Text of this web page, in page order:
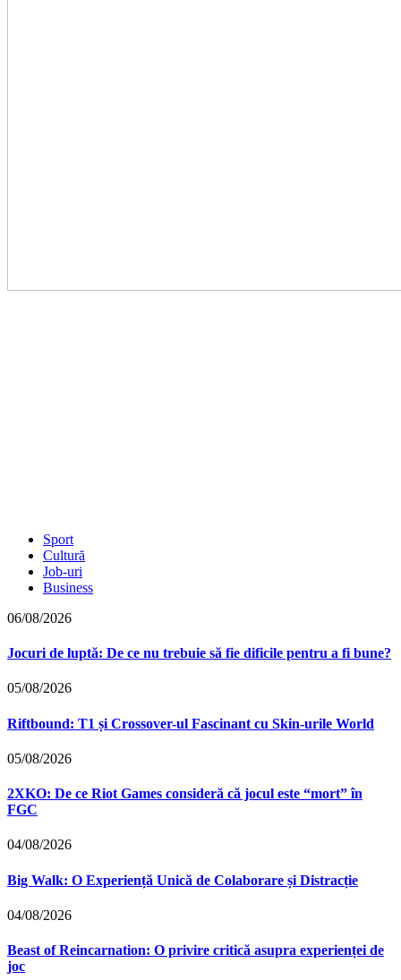
Sport
Cultură
Job-uri
Business
06/08/2026
Jocuri de luptă: De ce nu trebuie să fie dificile pentru a fi bune?
05/08/2026
Riftbound: T1 și Crossover-ul Fascinant cu Skin-urile World
05/08/2026
2XKO: De ce Riot Games consideră că jocul este “mort” în
FGC
04/08/2026
Big Walk: O Experiență Unică de Colaborare și Distracție
04/08/2026
Beast of Reincarnation: O privire critică asupra experienței de
joc